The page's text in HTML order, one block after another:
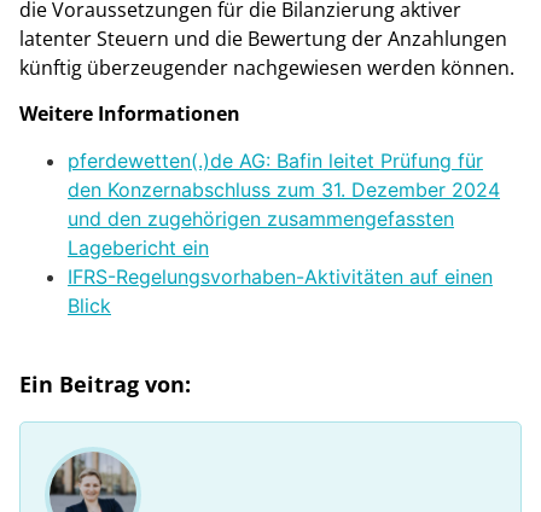
die Voraussetzungen für die Bilanzierung aktiver
latenter Steuern und die Bewertung der Anzahlungen
künftig überzeugender nachgewiesen werden können.
Weitere Informationen
pferdewetten(.)de AG: Bafin leitet Prüfung für
den Konzernabschluss zum 31. Dezember 2024
und den zugehörigen zusammengefassten
Lagebericht ein
IFRS-Regelungsvorhaben-Aktivitäten auf einen
Blick
Ein Beitrag von: